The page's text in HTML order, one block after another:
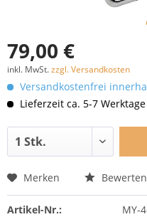
79,00 €
inkl. MwSt.zzgl. Versandkosten
Versandkostenfrei
Lieferzeit ca. 5-7 Werktage
Merken Bewerten
Artikel-Nr.: MY-